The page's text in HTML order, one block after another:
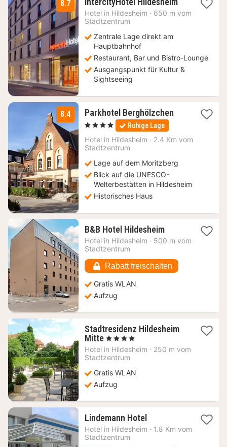
8.7
Nächte
Hotel in Hildesheim · 650 m vom
Stadtzentrum
Zentrale Lage direkt am
Hauptbahnhof
Restaurant, Bar und Bistro-Lounge
Ausgangspunkt für Kultur &
Sightseeing
8.4 Parkhotel Berghölzchen1
139
, 4 Sterne Ruhige Lage
Hotel in Hildesheim · 2.4 Km vom
Stadtzentrum
Lage auf dem Moritzberg
Blick auf die UNESCO-
Welterbestätten in Hildesheim
Historisches Haus
B&B Hotel Hildesheim1
Nacht
€
Hotel in Hildesheim · 500 m vom
Stadtzentrum
Rabatt freischalten
Gratis WLAN
Aufzug
Stadtresidenz Hildesheim
Mitte 1
Nacht
ab
€
, 4 Sterne
Hotel in Hildesheim · 250 m vom
Stadtzentrum
Gratis WLAN
Aufzug
Lindemann Hotel1
Nacht
Hotel in Hildesheim · 1.8 Km vom
Stadtzentrum